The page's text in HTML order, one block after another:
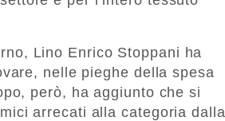
Lino Enrico Stoppani ha
nelle pieghe della spesa
però, ha aggiunto che si
arrecati alla categoria dalla